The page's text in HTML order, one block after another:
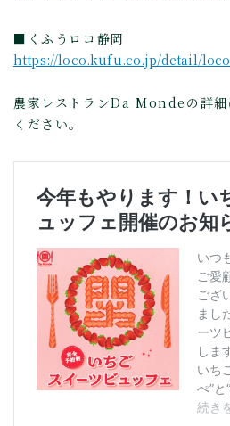
■くふうロコ静岡
https://loco.kufu.co.jp/detail/
農家レストランDa Mondeの詳細
ください。